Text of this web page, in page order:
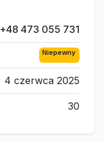
+48 473 055 731
Niepewny
4 czerwca 2025
30